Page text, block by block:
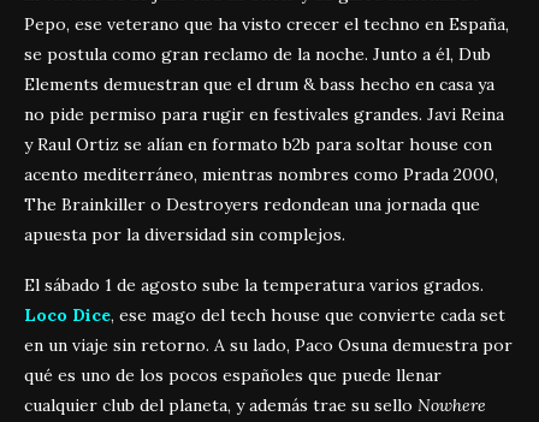
Pepo, ese veterano que ha visto crecer el techno en España,
se postula como gran reclamo de la noche. Junto a él, Dub
Elements demuestran que el drum & bass hecho en casa ya
no pide permiso para rugir en festivales grandes. Javi Reina
y Raul Ortiz se alían en formato b2b para soltar house con
acento mediterráneo, mientras nombres como Prada 2000,
The Brainkiller o Destroyers redondean una jornada que
apuesta por la diversidad sin complejos.
El sábado 1 de agosto sube la temperatura varios grados.
Loco Dice, ese mago del tech house que convierte cada set
en un viaje sin retorno. A su lado, Paco Osuna demuestra por
qué es uno de los pocos españoles que puede llenar
cualquier club del planeta, y además trae su sello Nowhere